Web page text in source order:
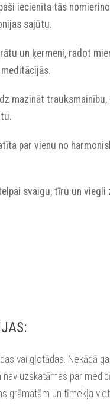
iecienīta tās
sajūtu.
un ķermeni, radot
mazināt
par vienu no
svaigu, tīru un
vai gļotādas. Nekādā
uzskatāmas par
grāmatām un tīmekļa